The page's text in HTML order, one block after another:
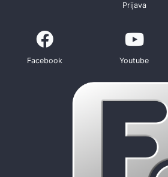
Prijava
Facebook Youtube